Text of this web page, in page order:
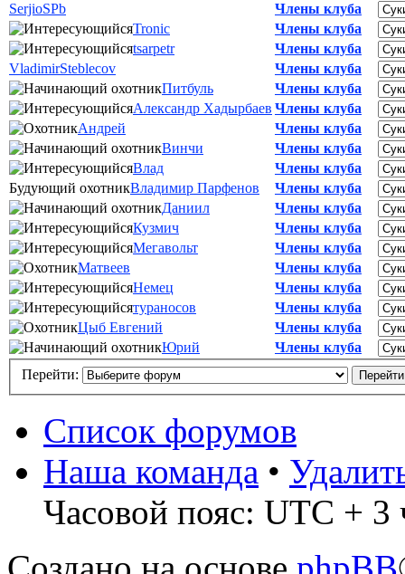
SerjioSPb
Члены клуба
Tronic
Члены клуба
tsarpetr
Члены клуба
VladimirSteblecov
Члены клуба
Питбуль
Члены клуба
Александр Хадырбаев Члены клуба
Андрей
Члены клуба
Винчи
Члены клуба
Влад
Члены клуба
Будующий охотникВладимир Парфенов
Члены клуба
Даниил
Члены клуба
Кузмич
Члены клуба
Мегавольт
Члены клуба
Матвеев
Члены клуба
Немец
Члены клуба
тураносов
Члены клуба
Цыб Евгений
Члены клуба
Юрий
Члены клуба
Перейти:
Список форумов
Наша команда •
Часовой пояс: UTC + 3